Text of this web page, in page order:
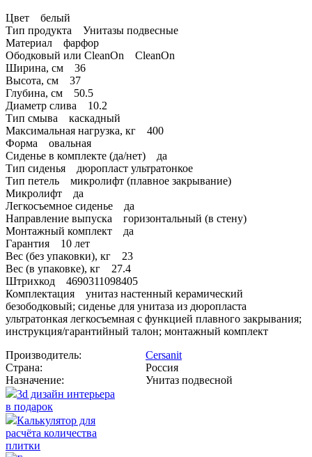
Цвет белый
Тип продукта Унитазы подвесные
Материал фарфор
Ободковый или CleanOn CleanOn
Ширина, см 36
Высота, см 37
Глубина, см 50.5
Диаметр слива 10.2
Тип смыва каскадный
Максимальная нагрузка, кг 400
Форма овальная
Сиденье в комплекте (да/нет) да
Тип сиденья дюропласт ультратонкое
Тип петель микролифт (плавное закрывание)
Микролифт да
Легкосъемное сиденье да
Направление выпуска горизонтальный (в стену)
Монтажный комплект да
Гарантия 10 лет
Вес (без упаковки), кг 23
Вес (в упаковке), кг 27.4
Штрихкод 4690311098405
Комплектация унитаз настенный керамический
безободковый; сиденье для унитаза из дюропласта
ультратонкая легкосъемная с функцией плавного закрывания;
инструкция/гарантийный талон; монтажный комплект
Производитель:
Cersanit
Страна:
Россия
Назначение:
Унитаз подвесной
3d дизайн интерьера
в подарок
Калькулятор для
расчёта количества
плитки